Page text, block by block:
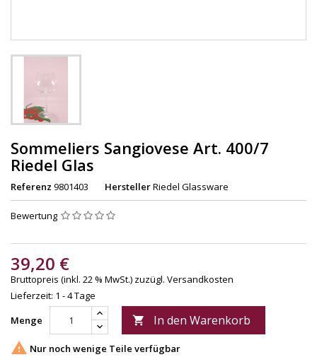
Sommeliers Sangiovese Art. 400/7
Riedel Glas
Referenz 9801403 HerstellerRiedel Glassware
Bewertung
39,20 €
Bruttopreis (inkl. 22 % MwSt.) zuzügl. Versandkosten
Lieferzeit: 1 - 4 Tage
Menge
 In den Warenkorb
 Nur noch wenige Teile verfügbar